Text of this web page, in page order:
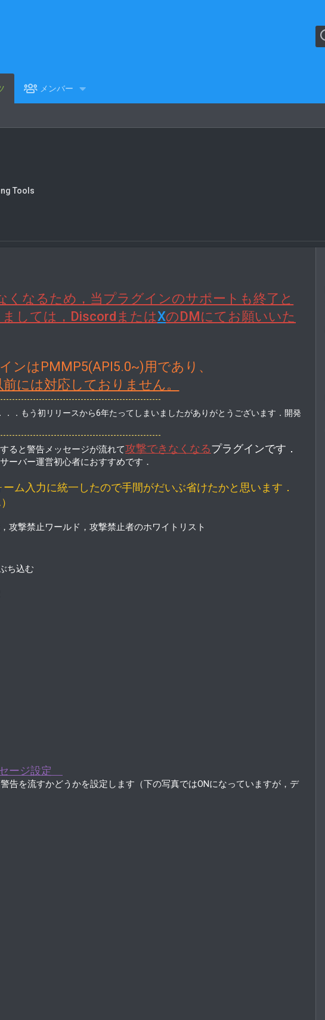
メンバー
Tools
なるため，当プラグインのサポートも終了と
しては，DiscordまたはXのDMにてお願いいた
ンはPMMP5(API5.0~)用であり、
には対応しておりません。
．もう初リリースから6年たってしまいましたがありがとうございます．開発
ると警告メッセージが流れて攻撃できなくなるプラグインです．
ーバー運営初心者におすすめです．
ム入力に統一したので手間がだいぶ省けたかと思います．
攻撃禁止ワールド，攻撃禁止者のホワイトリスト
ち込む
ージ設定
を流すかどうかを設定します（下の写真ではONになっていますが，デ